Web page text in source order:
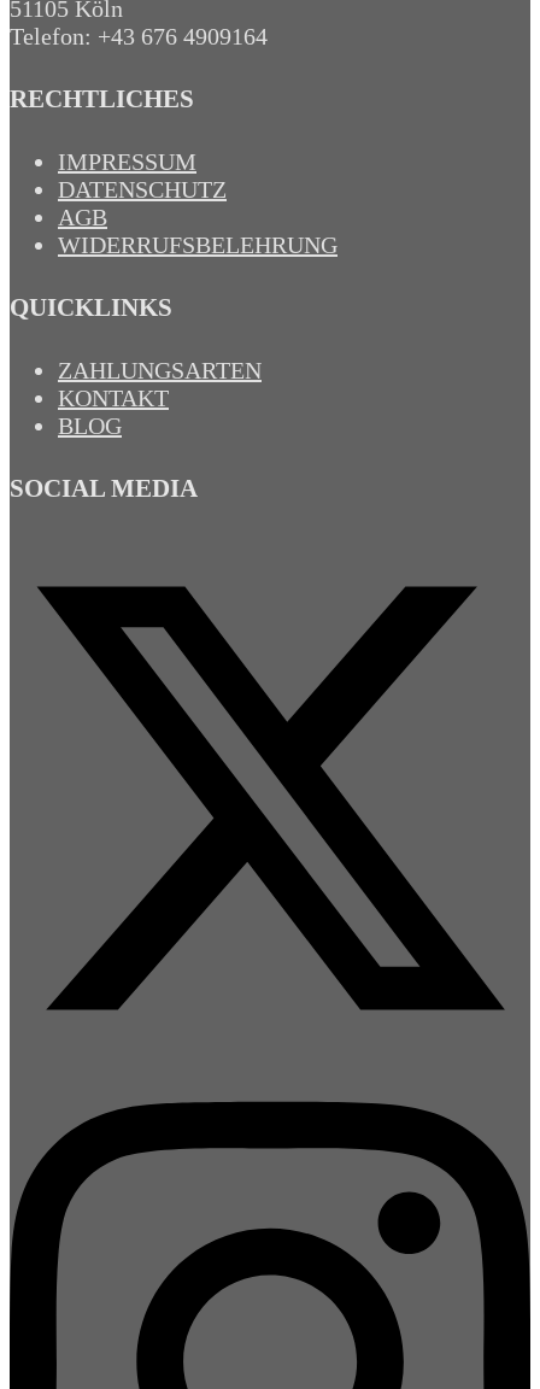
51105 Köln
Telefon: +43 676 4909164‬
RECHTLICHES
IMPRESSUM
DATENSCHUTZ
AGB
WIDERRUFSBELEHRUNG
QUICKLINKS
ZAHLUNGSARTEN
KONTAKT
BLOG
SOCIAL MEDIA